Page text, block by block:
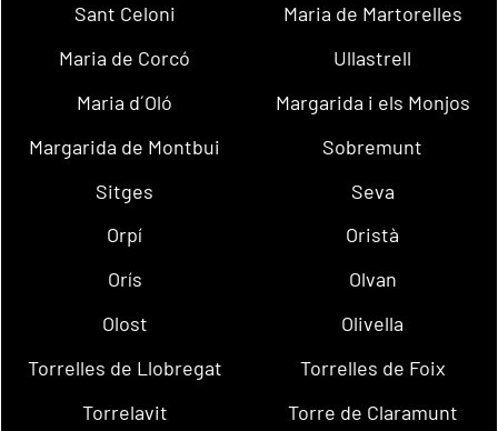
Sant Celoni
Maria de Martorelles
Maria de Corcó
Ullastrell
Maria d´Oló
Margarida i els Monjos
Margarida de Montbui
Sobremunt
Sitges
Seva
Orpí
Oristà
Orís
Olvan
Olost
Olivella
Torrelles de Llobregat
Torrelles de Foix
Torrelavit
Torre de Claramunt